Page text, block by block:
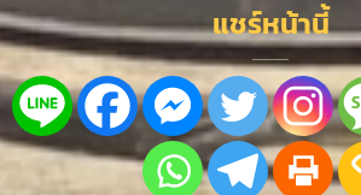
แชร์หน้านี้